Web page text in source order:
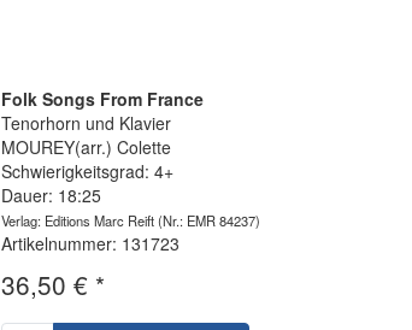
Folk Songs From France
Tenorhorn und Klavier
MOUREY(arr.) Colette
Schwierigkeitsgrad: 4+
Dauer: 18:25
Verlag: Editions Marc Reift(Nr.: EMR 84237)
Artikelnummer: 131723
36,50 € *